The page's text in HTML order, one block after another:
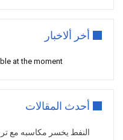
أخر ألاخبار
at the moment.
أحدث المقالات
النفط يخسر مكاسبه مع